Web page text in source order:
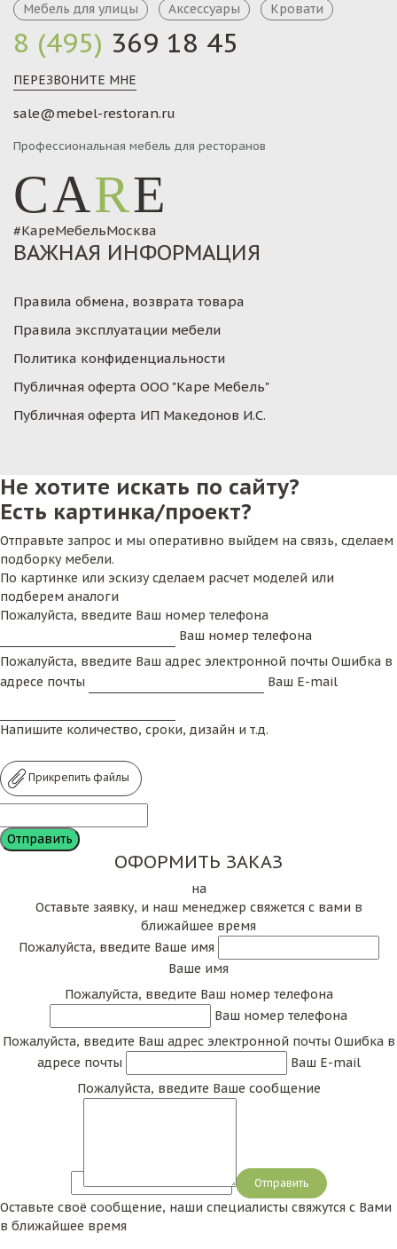
8 (495) 369 18 45
ПЕРЕЗВОНИТЕ МНЕ
sale@mebel-restoran.ru
Профессиональная мебель для ресторанов
CARE
#КареМебельМосква
Мебель для улицы
Аксессуары Кровати
ВАЖНАЯ ИНФОРМАЦИЯ
Правила обмена, возврата товара
Правила эксплуатации мебели
Политика конфиденциальности
Публичная оферта ООО "Каре Мебель"
Публичная оферта ИП Македонов И.С.
Не хотите искать по сайту?
Есть картинка/проект?
Отправьте запрос и мы оперативно выйдем на связь, сделаем
подборку мебели.
По картинке или эскизу сделаем расчет моделей или
подберем аналоги
Пожалуйста, введите Ваш номер телефона
Ваш номер телефона
Пожалуйста, введите Ваш адрес электронной почты Ошибка в
адресе почты
Ваш E-mail
Напишите количество, сроки, дизайн и т.д.
Прикрепить файлы
ОФОРМИТЬ ЗАКАЗ
на
Оставьте заявку, и наш менеджер свяжется с вами в
ближайшее время
Пожалуйста, введите Ваше имя
Ваше имя
Пожалуйста, введите Ваш номер телефона
Ваш номер телефона
Пожалуйста, введите Ваш адрес электронной почты Ошибка в
адресе почты
Ваш E-mail
Пожалуйста, введите Ваше сообщение
Сообщение
Оставьте своё сообщение, наши специалисты свяжутся с Вами
в ближайшее время